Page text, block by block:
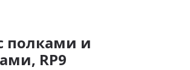
полками и
RP9